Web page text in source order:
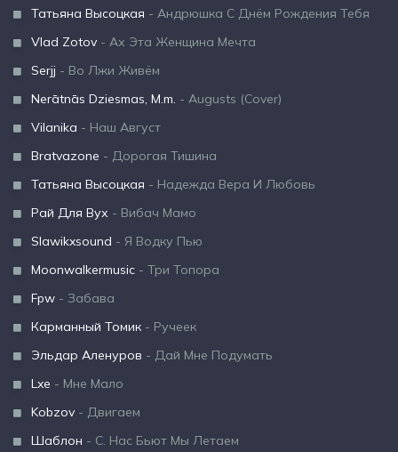
Татьяна Высоцкая - Андрюшка С Днём Рождения Тебя
Vlad Zotov - Ах Эта Женщина Мечта
Serjj - Во Лжи Живём
Nerātnās Dziesmas, M.m. - Augusts (Cover)
Vilanika - Наш Август
Bratvazone - Дорогая Тишина
Татьяна Высоцкая - Надежда Вера И Любовь
Рай Для Вух - Вибач Мамо
Slawikxsound - Я Водку Пью
Moonwalkermusic - Три Топора
Fpw - Забава
Карманный Томик - Ручеек
Эльдар Аленуров - Дай Мне Подумать
Lxe - Мне Мало
Kobzov - Двигаем
Шаблон - С. Нас Бьют Мы Летаем